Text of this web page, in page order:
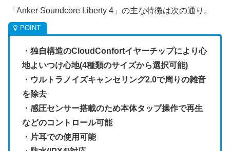
「Anker Soundcore Liberty 4」の主な特徴は次の通り。
・独自構造のCloudConfortイヤーチップにより心
地よいつけ心地(4種類のサイズから選択可能)
・ウルトラノイズキャンセリング2.0で周りの雑音
を除去
・感圧センサー搭載のため本体タップ操作で再生
などのコントロール可能
・片耳での使用可能